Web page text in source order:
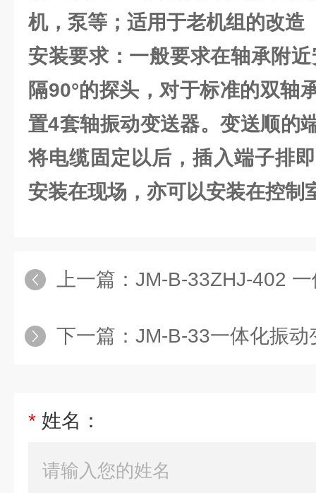
机，泵等；适用于老机组的改造
安装要求：一般要求在轴承附
隔90°的探头，对于标准的双轴
置4套轴振动变送器。变送顺的
将电缆固定以后，插入端子排
安装在现场，亦可以安装在控制
上一篇： JM-B-33ZHJ-402
下一篇： JM-B-33一体化振动变
* 姓名：